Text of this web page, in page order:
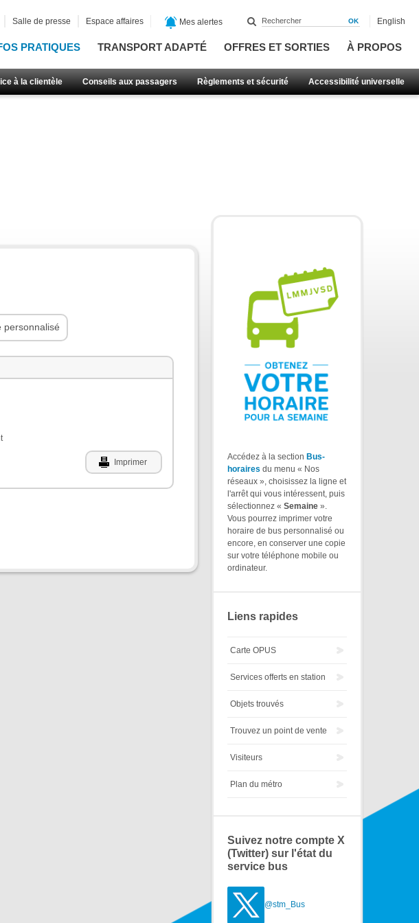
PRATIQUES TRANSPORT ADAPTÉ OFFRES ET SORTIES À PROPOS
à la clientèle Conseils aux passagers Règlements et sécurité Accessibilité universelle
Salle de presse Espace affaires Mes alertes English
personnalisé
Imprimer
Accédez à la section Bus-
horaires du menu « Nos
réseaux », choisissez la ligne et
l'arrêt qui vous intéressent, puis
sélectionnez « Semaine ».
Vous pourrez imprimer votre
horaire de bus personnalisé ou
encore, en conserver une copie
sur votre téléphone mobile ou
ordinateur.
Liens rapides
Carte OPUS
Services offerts en station
Objets trouvés
Trouvez un point de vente
Visiteurs
Plan du métro
Suivez notre compte X
(Twitter) sur l'état du
service bus
@stm_Bus